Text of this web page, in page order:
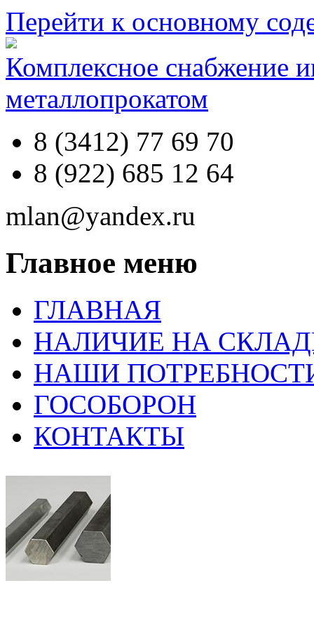
Перейти к основному
Комплексное снабжение
металлопрокатом
8 (3412) 77 69 70
8 (922) 685 12 64
mlan@yandex.ru
Главное меню
ГЛАВНАЯ
НАЛИЧИЕ НА
НАШИ
ГОСОБОРОН
КОНТАКТЫ